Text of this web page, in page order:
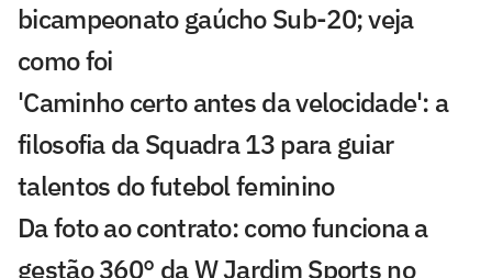
bicampeonato gaúcho Sub-20; veja
como foi
'Caminho certo antes da velocidade': a
filosofia da Squadra 13 para guiar
talentos do futebol feminino
Da foto ao contrato: como funciona a
gestão 360° da W Jardim Sports no